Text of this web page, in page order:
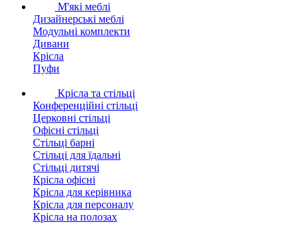
М'які меблі
Дизайнерські меблі
Модульні комплекти
Дивани
Крісла
Пуфи
Крісла та стільці
Конференційні стільці
Церковні стільці
Офісні стільці
Стільці барні
Стільці для їдальні
Стільці дитячі
Крісла офісні
Крісла для керівника
Крісла для персоналу
Крісла на полозах